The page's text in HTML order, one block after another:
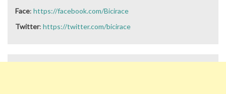
Face: https://facebook.com/Bicirace
Twitter: https://twitter.com/bicirace